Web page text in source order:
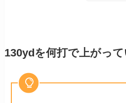
130ydを何打で上がっ